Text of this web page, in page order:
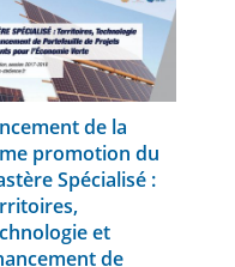
de la
promotion du
Spécialisé :
et
de